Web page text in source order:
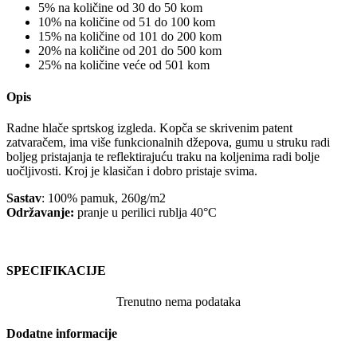
5% na količine od 30 do 50 kom
10% na količine od 51 do 100 kom
15% na količine od 101 do 200 kom
20% na količine od 201 do 500 kom
25% na količine veće od 501 kom
Opis
Radne hlače sprtskog izgleda. Kopča se skrivenim patent
zatvaračem, ima više funkcionalnih džepova, gumu u struku radi
boljeg pristajanja te reflektirajuću traku na koljenima radi bolje
uočljivosti. Kroj je klasičan i dobro pristaje svima.
Sastav: 100% pamuk, 260g/m2
Održavanje: pranje u perilici rublja 40°C
SPECIFIKACIJE
Trenutno nema podataka
Dodatne informacije